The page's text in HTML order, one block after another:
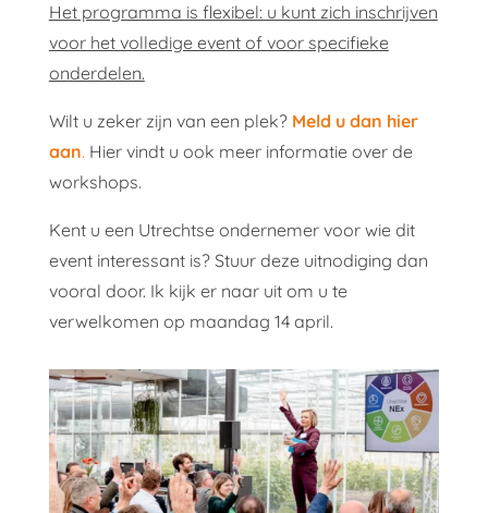
Het programma is flexibel: u kunt zich inschrijven
voor het volledige event of voor specifieke
onderdelen.
Wilt u zeker zijn van een plek? Meld u dan hier
aan. Hier vindt u ook meer informatie over de
workshops.
Kent u een Utrechtse ondernemer voor wie dit
event interessant is? Stuur deze uitnodiging dan
vooral door. Ik kijk er naar uit om u te
verwelkomen op maandag 14 april.